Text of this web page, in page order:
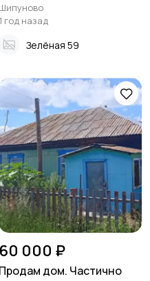
Шипуново
1 год назад
Зелёная 59
60 000 ₽
Продам дом. Частично